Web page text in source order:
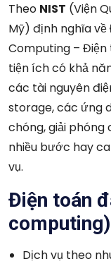
Theo NIST (Viện
Mỹ) định nghĩa về
Computing –
tiện ích có khả
các tài nguyên
storage, các ứng
chóng, giải phóng
nhiều bước hay
vụ.
Điện toán
Dịch vụ theo